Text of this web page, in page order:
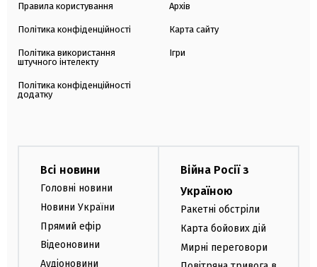
Правила користування
Політика конфіденційності
Політика використання
штучного інтелекту
Політика конфіденційності
додатку
Архів
Карта сайту
Ігри
Всі новини
Головні новини
Новини України
Прямий ефір
Відеоновини
Аудіоновини
Війна Росії з
Україною
Ракетні обстріли
Карта бойових дій
Мирні переговори